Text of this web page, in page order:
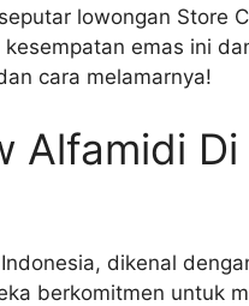
lowongan Store
emas ini
cara melamarnya!
Alfamidi
dikenal
berkomitmen untuk